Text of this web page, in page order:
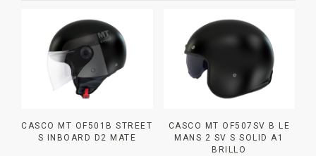
CASCO MT OF501B STREET
S INBOARD D2 MATE
CASCO MT OF507SV B LE
MANS 2 SV S SOLID A1
BRILLO